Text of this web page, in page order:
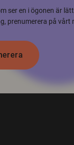
ser en i ögonen är
prenumerera på vårt